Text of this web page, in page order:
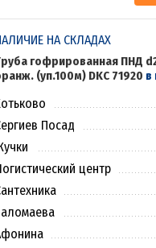
НА СКЛАДАХ
гофрированная ПНД
(уп.100м) DKC 71920 в
Посад
центр